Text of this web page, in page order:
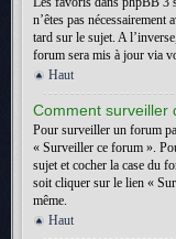
n’êtes pas
tard sur le sujet. A
forum sera mis à jour via
Haut
Comment surveiller
Pour surveiller un forum
« Surveiller ce forum ».
sujet et cocher la case du
soit cliquer sur le lien «
même.
Haut